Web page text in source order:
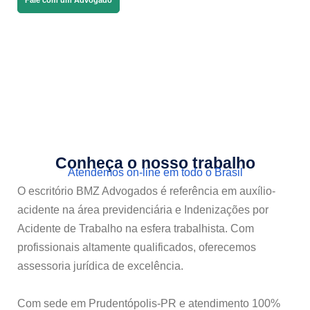
Conheça o nosso trabalho
Atendemos on-line em todo o Brasil
O escritório BMZ Advogados é referência em auxílio-
acidente na área previdenciária e Indenizações por
Acidente de Trabalho na esfera trabalhista. Com
profissionais altamente qualificados, oferecemos
assessoria jurídica de excelência.
Com sede em Prudentópolis-PR e atendimento 100%